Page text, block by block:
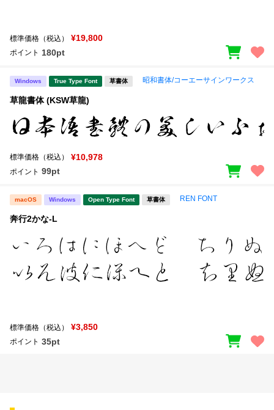
標準価格（税込） ¥19,800
ポイント 180pt
Windows True Type Font 草書体 昭和書体/コーエーサインワークス
草龍書体 (KSW草龍)
標準価格（税込） ¥10,978
ポイント 99pt
macOS Windows Open Type Font 草書体 REN FONT
奔行2かな-L
標準価格（税込） ¥3,850
ポイント 35pt